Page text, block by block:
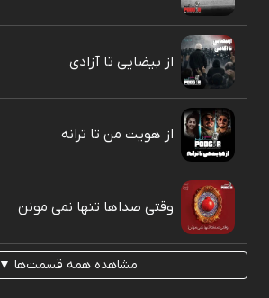
از بیضایی تا آزادی
از هویت من تا ترانه
وقتی صداها تنها نمی مونن
مشاهده همه قسمت‌ها ▼